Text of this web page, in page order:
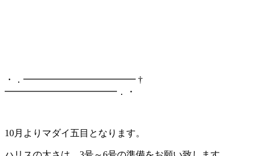
・．━━━━━━━━━━━━ †
━━━━━━━━━━━━．・
10月よりマダイ五目となります。